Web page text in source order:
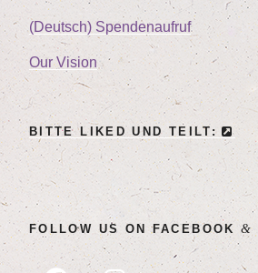
(Deutsch) Spen­den­auf­ruf
Our Visi­on
BIT­TE LIK­ED UND TEILT:
FOL­LOW US ON FACE­BOOK &